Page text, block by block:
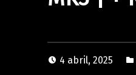
4 abril, 2025